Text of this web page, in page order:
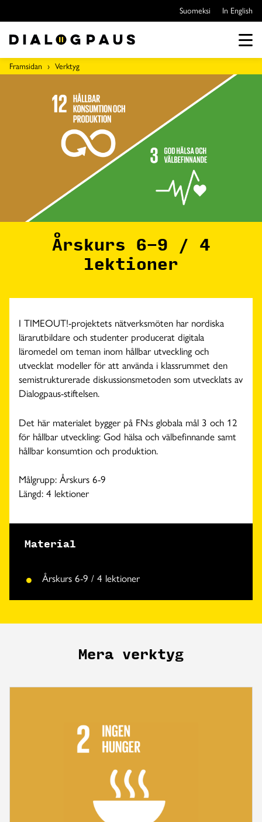
över
innehållet
Suomeksi In English
Framsidan Verktyg
Årskurs 6-9 / 4
lektioner
I TIMEOUT!-projektets nätverksmöten har nordiska
lärarutbildare och studenter producerat digitala
läromedel om teman inom hållbar utveckling och
utvecklat modeller för att använda i klassrummet den
semistrukturerade diskussionsmetoden som utvecklats av
Dialogpaus-stiftelsen.
Det här materialet bygger på FN:s globala mål 3 och 12
för hållbar utveckling: God hälsa och välbefinnande samt
hållbar konsumtion och produktion.
Målgrupp: Årskurs 6-9
Längd: 4 lektioner
Material
Årskurs 6-9 / 4 lektioner
Mera verktyg